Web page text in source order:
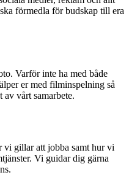
förmedla för budskap till era
Varför inte ha med både
er med filminspelning så
vårt samarbete.
vi gillar att jobba samt hur vi
Vi guidar dig gärna